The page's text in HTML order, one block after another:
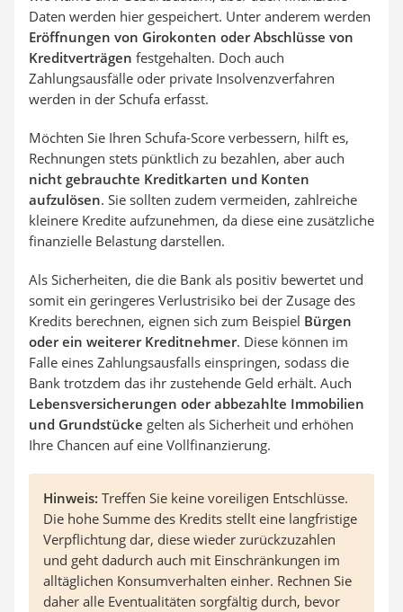
Daten werden hier gespeichert. Unter anderem werden
Eröffnungen von Girokonten oder Abschlüsse von
Kreditverträgen festgehalten. Doch auch
Zahlungsausfälle oder private Insolvenzverfahren
werden in der Schufa erfasst.
Möchten Sie Ihren Schufa-Score verbessern, hilft es,
Rechnungen stets pünktlich zu bezahlen, aber auch
nicht gebrauchte Kreditkarten und Konten
aufzulösen. Sie sollten zudem vermeiden, zahlreiche
kleinere Kredite aufzunehmen, da diese eine zusätzliche
finanzielle Belastung darstellen.
Als Sicherheiten, die die Bank als positiv bewertet und
somit ein geringeres Verlustrisiko bei der Zusage des
Kredits berechnen, eignen sich zum Beispiel Bürgen
oder ein weiterer Kreditnehmer. Diese können im
Falle eines Zahlungsausfalls einspringen, sodass die
Bank trotzdem das ihr zustehende Geld erhält. Auch
Lebensversicherungen oder abbezahlte Immobilien
und Grundstücke gelten als Sicherheit und erhöhen
Ihre Chancen auf eine Vollfinanzierung.
Hinweis: Treffen Sie keine voreiligen Entschlüsse.
Die hohe Summe des Kredits stellt eine langfristige
Verpflichtung dar, diese wieder zurückzuzahlen
und geht dadurch auch mit Einschränkungen im
alltäglichen Konsumverhalten einher. Rechnen Sie
daher alle Eventualitäten sorgfältig durch, bevor